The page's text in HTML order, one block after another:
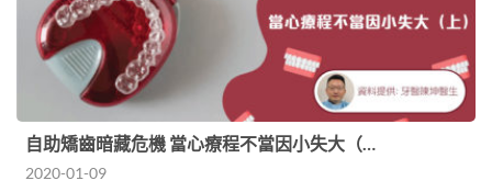
自助矯齒暗藏危機 當心療程不當因小失大（…
2020-01-09